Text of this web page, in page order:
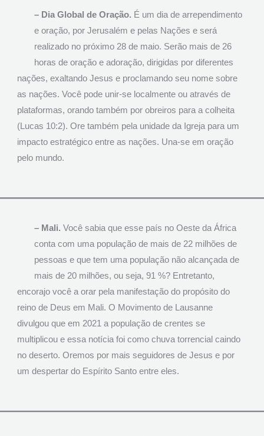
– Dia Global de Oração. É um dia de arrependimento
e oração, por Jerusalém e pelas Nações e será
realizado no próximo 28 de maio. Serão mais de 26
horas de oração e adoração, dirigidas por diferentes
nações, exaltando Jesus e proclamando seu nome sobre
as nações. Você pode unir-se localmente ou através de
plataformas, orando também por obreiros para a colheita
(Lucas 10:2). Ore também pela unidade da Igreja para um
impacto estratégico entre as nações. Una-se em oração
pelo mundo.
– Mali. Você sabia que esse país no Oeste da África
conta com uma população de mais de 22 milhões de
pessoas e que tem uma população não alcançada de
mais de 20 milhões, ou seja, 91 %? Entretanto,
encorajo você a orar pela manifestação do propósito do
reino de Deus em Mali. O Movimento de Lausanne
divulgou que em 2021 a população de crentes se
multiplicou e essa notícia foi como chuva torrencial caindo
no deserto. Oremos por mais seguidores de Jesus e por
um despertar do Espírito Santo entre eles.